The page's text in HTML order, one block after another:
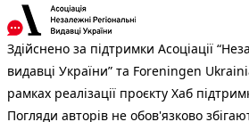
Здійснено за підтримки Асоціації
видавці України” та Foreningen
рамках реалізації проєкту Хаб
Погляди авторів не обов'язково